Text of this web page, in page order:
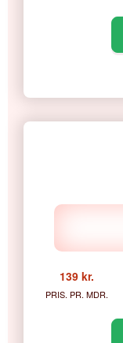
139 kr.
PRIS. PR. MDR.